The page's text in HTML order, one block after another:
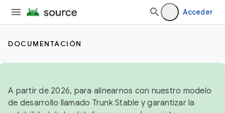
Acceder
DOCUMENTACIÓN
A partir de 2026, para alinearnos con nuestro modelo
de desarrollo llamado Trunk Stable y garantizar la